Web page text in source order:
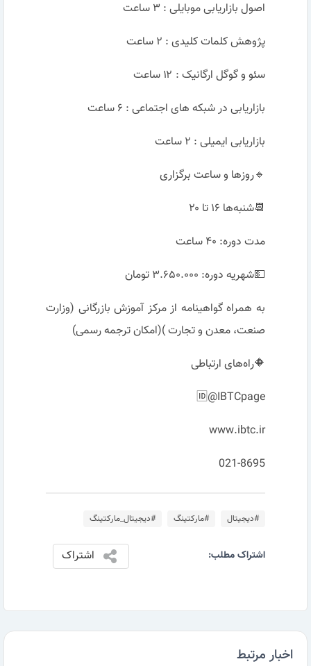
اصول بازاریابی موبایلی : ۳ ساعت
پژوهش کلمات کلیدی : ۲ ساعت
سئو و گوگل ارگانیک : ۱۲ ساعت
بازاریابی در شبکه های اجتماعی : ۶ ساعت
بازاریابی ایمیلی : ۲ ساعت
🔹روزها و ساعت برگزاری
📆شنبه‌ها ۱۶ تا ۲۰
مدت دوره: ۴۰ ساعت
💵شهریه دوره: ۳.۶۵۰.۰۰۰ تومان
به همراه گواهینامه از مرکز آموزش بازرگانی (وزارت
صنعت، معدن و تجارت )(امکان ترجمه رسمی)
🔶راه‌‌های ارتباطی
🆔@IBTCpage
www.ibtc.ir
021-8695
#دیجیتال #مارکتینگ #دیجیتال_مارکتینگ
اشتراک مطلب: اشتراک
اخبار مرتبط